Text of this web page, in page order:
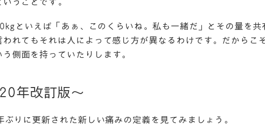
といえば「あぁ、このくらいね。私も一緒だ」とその量を
れてもそれは人によって感じ方が異なるわけです。だからこそ
う側面を持っていたりします。
年改訂版〜
りに更新された新しい痛みの定義を見てみましょう。